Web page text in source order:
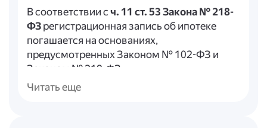
В соответствии с ч. 11 ст. 53 Закона № 218-
ФЗрегистрационная запись об ипотеке
погашается на основаниях,
предусмотренных Законом № 102-ФЗ и
Законом № 218-ФЗ.
Ч. 2 ст. 50 Закона № 218-ФЗ
Читать еще